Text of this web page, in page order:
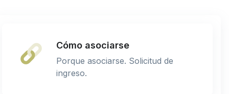
Cómo asociarse
Porque asociarse. Solicitud de
ingreso.